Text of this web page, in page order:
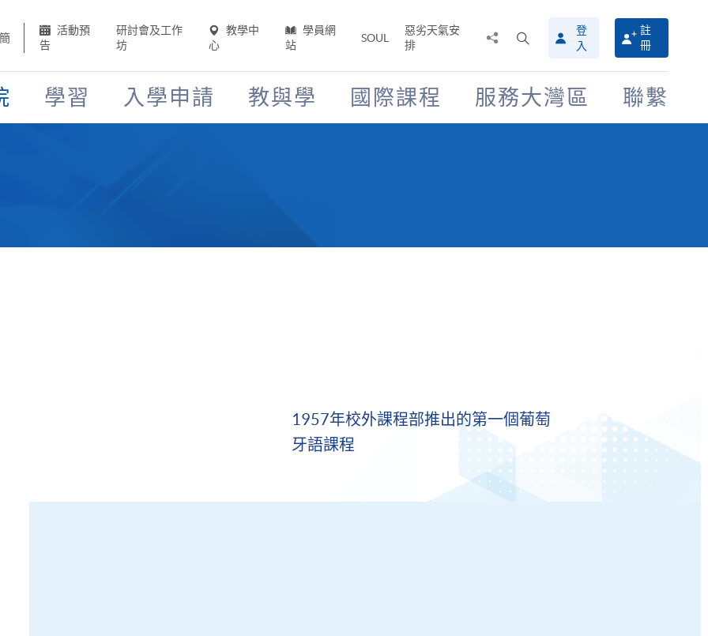
簡
活動預
告
研討會及工作
坊
教學中
心
學員網
站
SOUL
惡劣天氣安
排
搜
尋
介
面
登
入
註
冊
學習 入學申請 教與學 國際課程 服務大灣區 聯繫
1957年校外課程部推出的第一個葡萄
牙語課程